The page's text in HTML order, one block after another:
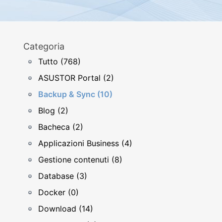
Categoria
Tutto (768)
ASUSTOR Portal (2)
Backup & Sync (10)
Blog (2)
Bacheca (2)
Applicazioni Business (4)
Gestione contenuti (8)
Database (3)
Docker (0)
Download (14)